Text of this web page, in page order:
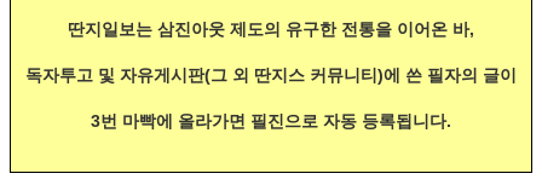
딴지일보는 삼진아웃 제도의 유구한 전통을 이어온 바,
독자투고 및 자유게시판(그 외 딴지스 커뮤니티)에 쓴 필자의 글이
3번 마빡에 올라가면 필진으로 자동 등록됩니다.